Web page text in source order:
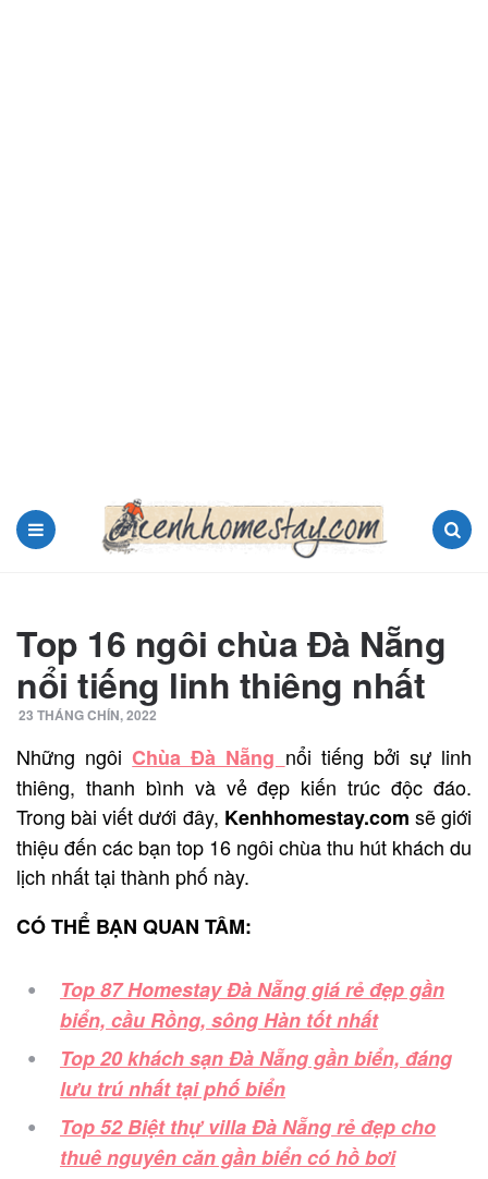
Top 16 ngôi chùa Đà Nẵng
nổi tiếng linh thiêng nhất
23 THÁNG CHÍN, 2022
Những ngôiChùa Đà Nẵng nổi tiếng bởi sự linh
thiêng, thanh bình và vẻ đẹp kiến trúc độc đáo.
Trong bài viết dưới đây, Kenhhomestay.com sẽ giới
thiệu đến các bạn top 16 ngôi chùa thu hút khách du
lịch nhất tại thành phố này.
CÓ THỂ BẠN QUAN TÂM:
Top 87 Homestay Đà Nẵng giá rẻ đẹp gần
biển, cầu Rồng, sông Hàn tốt nhất
Top 20 khách sạn Đà Nẵng gần biển, đáng
lưu trú nhất tại phố biển
Top 52 Biệt thự villa Đà Nẵng rẻ đẹp cho
thuê nguyên căn gần biển có hồ bơi